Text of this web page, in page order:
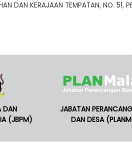
DAN KERAJAAN TEMPATAN, NO.
DAN
(JBPM)
JABATAN
DAN DESA